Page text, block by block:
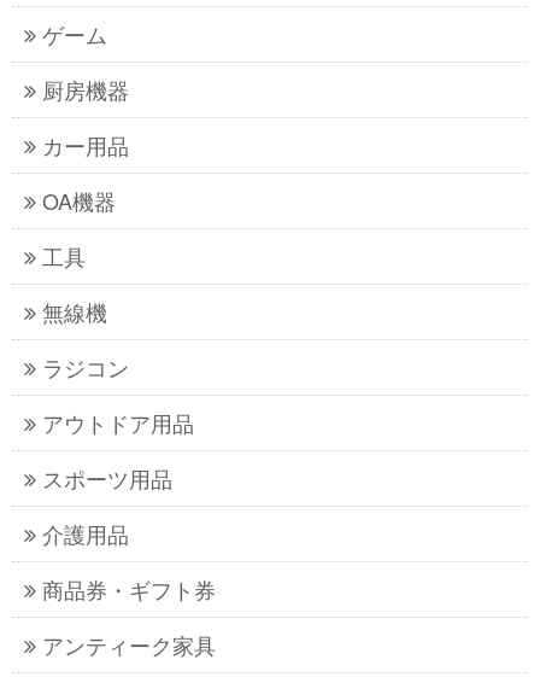
ゲーム
厨房機器
カー用品
OA機器
工具
無線機
ラジコン
アウトドア用品
スポーツ用品
介護用品
商品券・ギフト券
アンティーク家具